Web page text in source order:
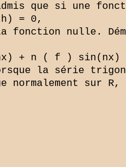
que si une
= 0,
fonction nulle.
+ n ( f ) sin(nx)
la série
normalement sur